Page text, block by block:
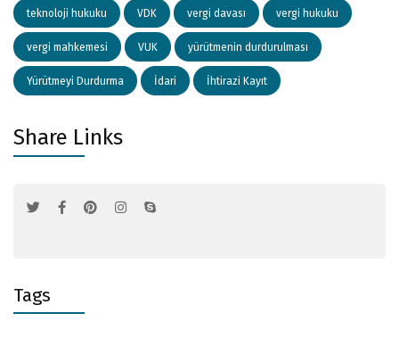
teknoloji hukuku VDK vergi davası vergi hukuku
vergi mahkemesi VUK yürütmenin durdurulması
Yürütmeyi Durdurma İdari İhtirazi Kayıt
Share Links
Tags